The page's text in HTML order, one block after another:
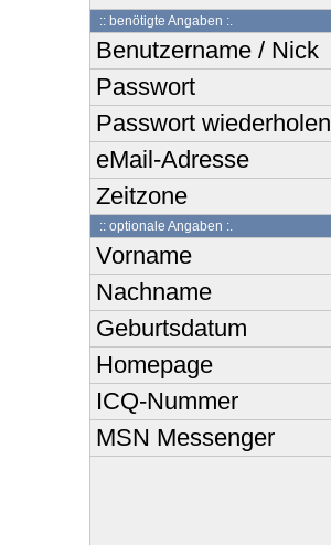
:: benötigte Angaben :.
Benutzername / Nick
Passwort
Passwort wiederholen
eMail-Adresse
Zeitzone
:: optionale Angaben :.
Vorname
Nachname
Geburtsdatum
Homepage
ICQ-Nummer
MSN Messenger